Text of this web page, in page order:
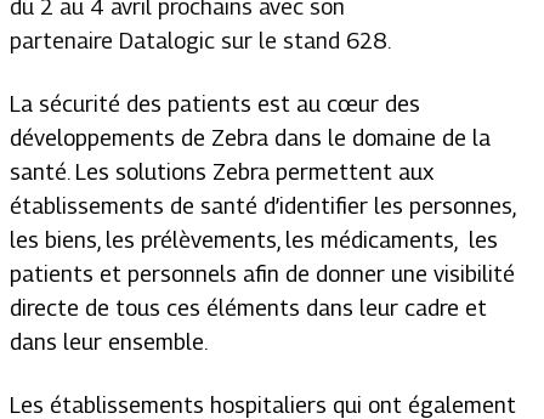
du 2 au 4 avril prochains avec son
partenaire Datalogic sur le stand 628.
La sécurité des patients est au cœur des
développements de Zebra dans le domaine de la
santé. Les solutions Zebra permettent aux
établissements de santé d’identifier les personnes,
les biens, les prélèvements, les médicaments, les
patients et personnels afin de donner une visibilité
directe de tous ces éléments dans leur cadre et
dans leur ensemble.
Les établissements hospitaliers qui ont également